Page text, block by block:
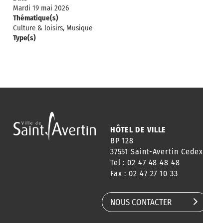
Mardi 19 mai 2026
Thématique(s)
Culture & loisirs, Musique
Type(s)
HÔTEL DE VILLE
BP 128
37551 Saint-Avertin Cedex
Tel : 02 47 48 48 48
Fax : 02 47 27 10 33
NOUS CONTACTER